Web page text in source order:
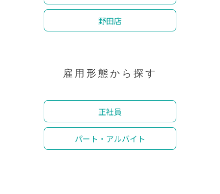
野田店
雇用形態から探す
正社員
パート・アルバイト